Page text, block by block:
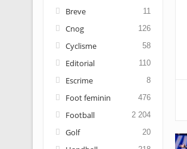
Breve 11
Cnog 126
Cyclisme 58
Editorial 110
Escrime 8
Foot feminin 476
Football 2 204
Golf 20